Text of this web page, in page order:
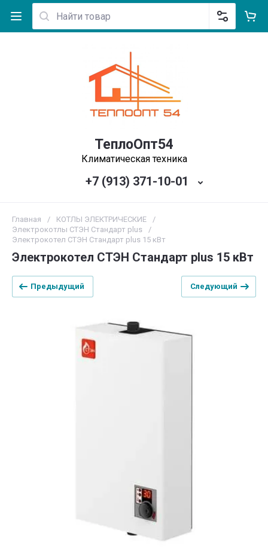
ТеплоОпт54
Климатическая техника
+7 (913) 371-10-01
Главная / КОТЛЫ ЭЛЕКТРИЧЕСКИЕ
/
Электрокотлы СТЭН Стандарт plus
/
Электрокотел СТЭН Стандарт plus 15 кВт
Электрокотел СТЭН Стандарт plus 15 кВт
Предыдущий Следующий